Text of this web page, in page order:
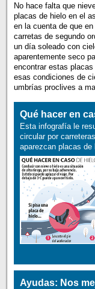
No hace falta que
placas de hielo en el
en la cuenta de que
carretas de segundo
un día soleado con
aparentemente seco
encontrar estas
esas condiciones de
umbrías proclives a
Qué hacer en
Esta infografía le
circular por
aparezcan placas de
Ayudas: Nos